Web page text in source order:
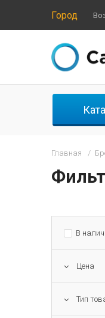
Город
Главная /
В
Цена
Тип